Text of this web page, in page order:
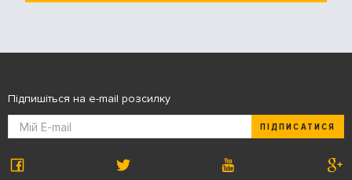
Підпишіться на e-mail розсилку
ПІДПИСАТИСЯ